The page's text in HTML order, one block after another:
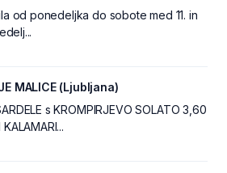
od ponedeljka do sobote med 11. in
MALICE (Ljubljana)
s KROMPIRJEVO SOLATO 3,60